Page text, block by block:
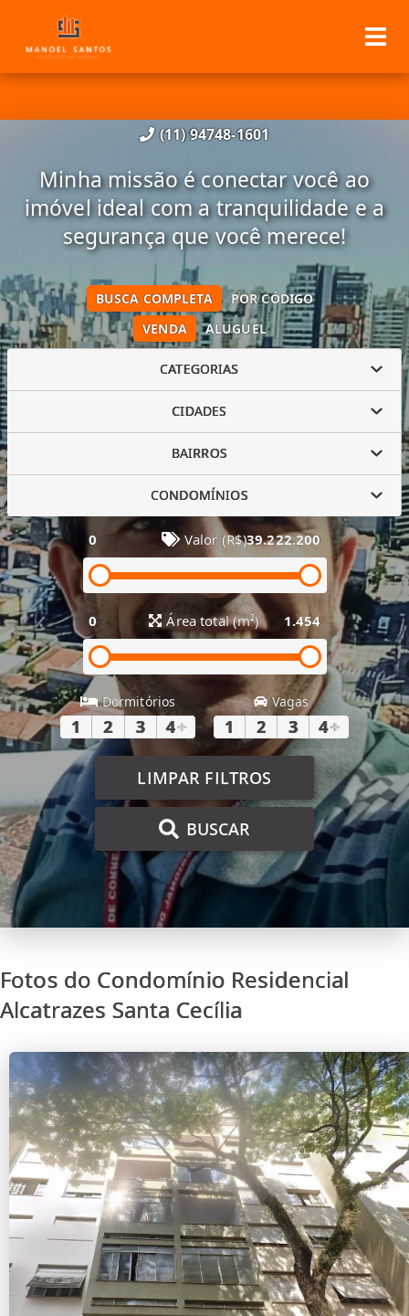
(11) 94748-1601
Minha missão é conectar você ao
imóvel ideal com a tranquilidade e a
segurança que você merece!
VENDA ALUGUEL
BUSCA COMPLETA POR CÓDIGO
CATEGORIAS
CIDADES
BAIRROS
CONDOMÍNIOS
0 Valor (R$)39.222.200
0 Área total (m²) 1.454
Dormitórios
1 2 3 4+
Vagas
1 2 3 4+
LIMPAR FILTROS
BUSCAR
Fotos do Condomínio Residencial
Alcatrazes Santa Cecília